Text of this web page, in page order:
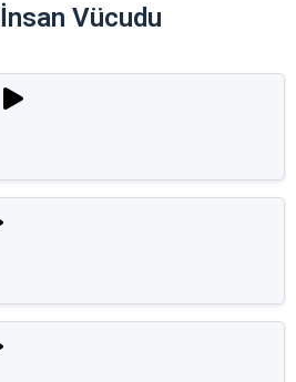
İnsan Vücudu